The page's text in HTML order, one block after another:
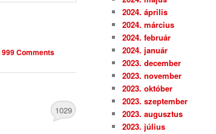
999 Comments
1029
2024. április
2024. március
2024. február
2024. január
2023. december
2023. november
2023. október
2023. szeptember
2023. augusztus
2023. július